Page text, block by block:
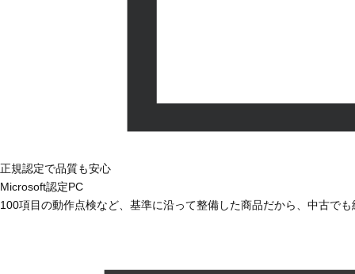
正規認定で品質も安心
Microsoft認定PC
100項目の動作点検など、基準に沿って整備した商品だから、中古で